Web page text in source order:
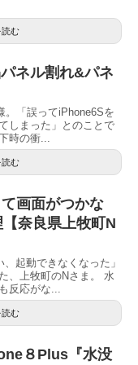
む
ネル割れ&パネ
。「誤ってiPhone6Sを
しまった」とのことで
時の衝...
む
画面がつかな
奈良県上牧町N
、起動できなくなった」
、上牧町のNさま。 水
反応がな...
む
８Plus『水没